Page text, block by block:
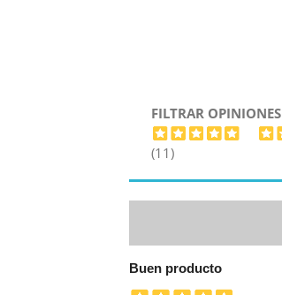
FILTRAR OPINIONES
(11)
Buen producto